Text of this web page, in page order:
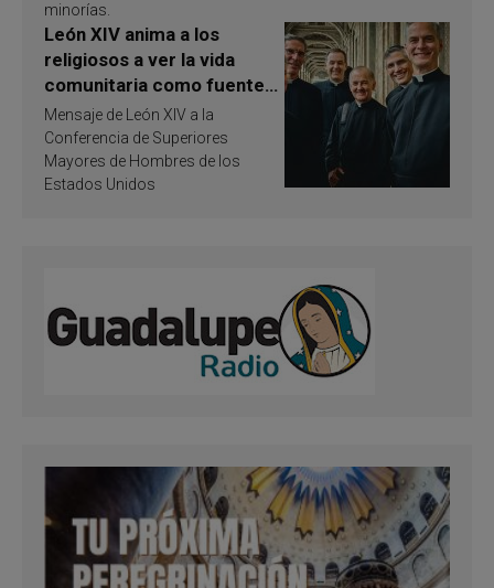
minorías.
León XIV anima a los
religiosos a ver la vida
comunitaria como fuente
de inspiración y
santificación
Mensaje de León XIV a la
Conferencia de Superiores
Mayores de Hombres de los
Estados Unidos